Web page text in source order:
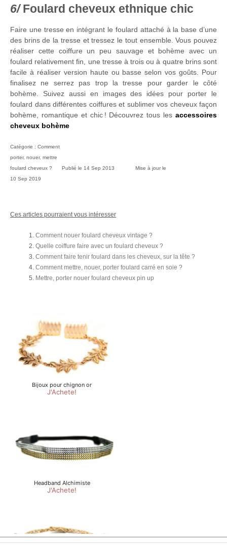
Foulard cheveux ethnique chic
Faire une tresse en intégrant le foulard attaché à la base d’une
des brins de la tresse et tressez le tout ensemble. Vous pouvez
réaliser cette coiffure un peu sauvage et bohème avec un
foulard relativement fin, une tresse à trois ou à quatre brins sont
facile à réaliser version haute ou basse selon vos goûts. Pour
finalisez ne serrez pas trop la tresse pour garder le côté
bohème. Suivez aussi en images des idées pour porter le
foulard dans différentes coiffures et sublimer vos cheveux façon
bohème, romantique et chic ! Découvrez tous les accessoires
cheveux bohème
Catégorie : Comment
porter, nouer, mettre
foulard cheveux ?
Publié le 14 Sep 2013
Mise à jour le
10 Sep 2019
Ces articles pourraient vous intéresser
Comment nouer foulard cheveux vintage ?
Quelle coiffure faire avec un foulard cheveux ?
Comment faire tenir foulard dans les cheveux, sur la tête ?
Comment mettre, nouer, porter foulard carré en soie ?
Mettre, porter nouer foulard cheveux pin up